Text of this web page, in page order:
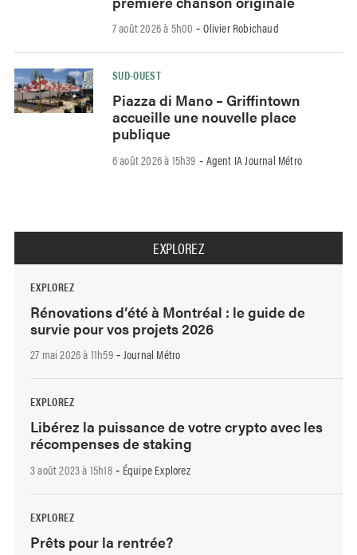
7 août 2026 à 5h00 -Olivier Robichaud
SUD-OUEST
Piazza di Mano – Griffintown
accueille une nouvelle place
publique
6 août 2026 à 15h39 - Agent IA Journal Métro
EXPLOREZ
EXPLOREZ
Rénovations d’été à Montréal : le guide de
survie pour vos projets 2026
27 mai 2026 à 11h59- Journal Métro
EXPLOREZ
Libérez la puissance de votre crypto avec les
récompenses de staking
3 août 2023 à 15h18- Équipe Explorez
EXPLOREZ
Prêts pour la rentrée?